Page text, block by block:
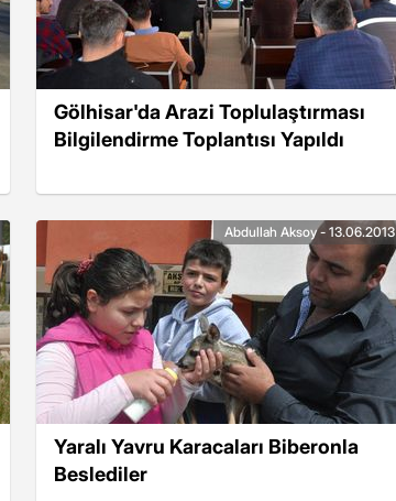
Gölhisar'da Arazi Toplulaştırması
Bilgilendirme Toplantısı Yapıldı
Yaralı Yavru Karacaları Biberonla
Beslediler
Abdullah Aksoy - 13.06.2013